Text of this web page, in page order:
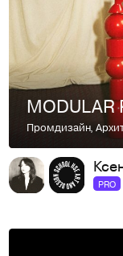
Промдизайн,
PRO